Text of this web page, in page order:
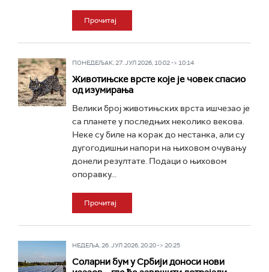
Прочитај
ПОНЕДЕЉАК, 27. ЈУЛ 2026, 10:02 -> 10:14
Животињске врсте које је човек спасио
од изумирања
Велики број животињских врста ишчезао је
са планете у последњих неколико векова.
Неке су биле на корак до нестанка, али су
дугогодишњи напори на њиховом очувању
донели резултате. Подаци о њиховом
опоравку...
Прочитај
НЕДЕЉА, 26. ЈУЛ 2026, 20:20 -> 20:25
Соларни бум у Србији доноси нови